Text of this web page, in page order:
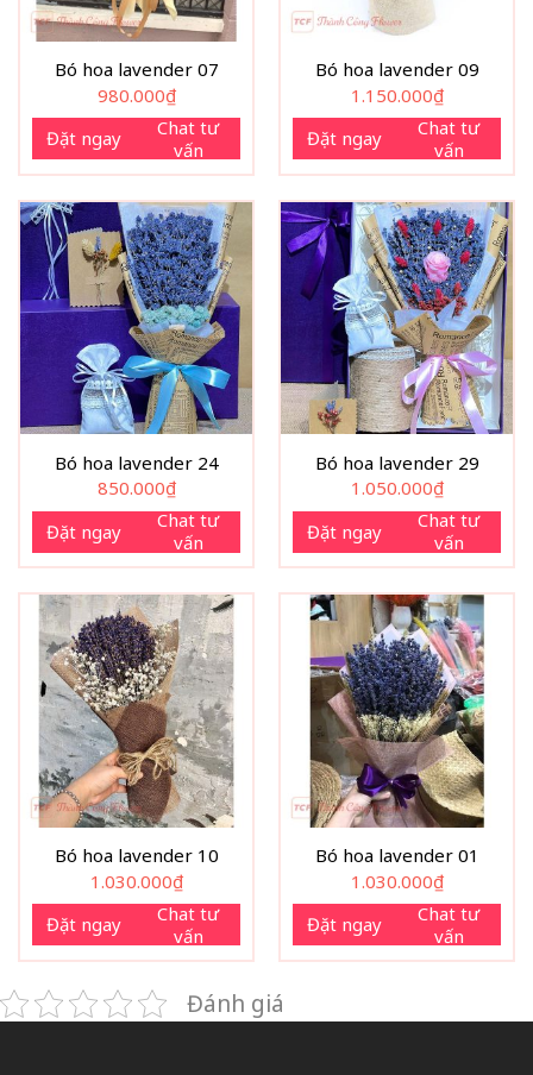
Bó hoa lavender 07
980.000₫
Đặt ngay
Chat tư
vấn
Bó hoa lavender 09
1.150.000₫
Đặt ngay
Chat tư
vấn
Bó hoa lavender 24
850.000₫
Đặt ngay
Chat tư
vấn
Bó hoa lavender 29
1.050.000₫
Đặt ngay
Chat tư
vấn
Bó hoa lavender 10
1.030.000₫
Đặt ngay
Chat tư
vấn
Bó hoa lavender 01
1.030.000₫
Đặt ngay
Chat tư
vấn
Đánh giá